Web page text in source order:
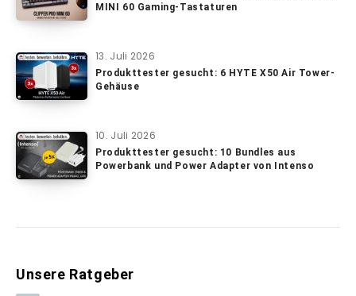
MINI 60 Gaming-Tastaturen
13. Juli 2026
Produkttester gesucht: 6 HYTE X50 Air Tower-
Gehäuse
10. Juli 2026
Produkttester gesucht: 10 Bundles aus
Powerbank und Power Adapter von Intenso
Unsere Ratgeber